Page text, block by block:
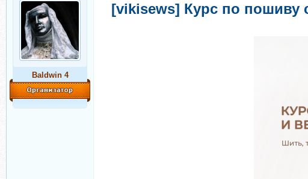
Baldwin 4
[vikisews] Курс по пошиву